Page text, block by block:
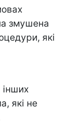
змушена
які
які не